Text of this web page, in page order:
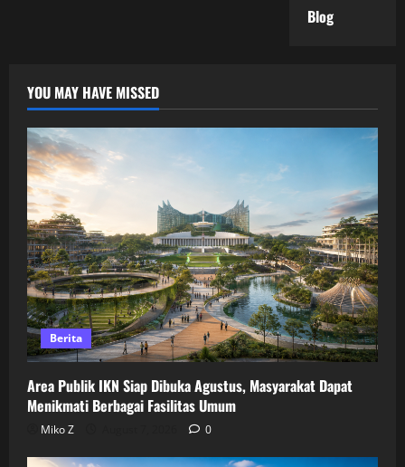
Blog
YOU MAY HAVE MISSED
Berita
Area Publik IKN Siap Dibuka Agustus, Masyarakat Dapat
Menikmati Berbagai Fasilitas Umum
Miko Z 0